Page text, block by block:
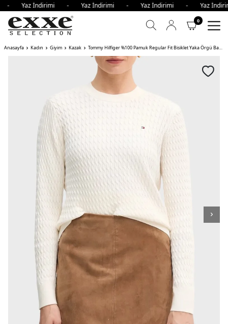
- Yaz İndirimi - Yaz İndirimi - Yaz İndirimi - Yaz
0
Anasayfa Kadın Giyim Kazak Tommy Hilfiger %100 Pamuk Regular Fit Bisiklet Yaka Örgü Bayan Kazak AÇIK